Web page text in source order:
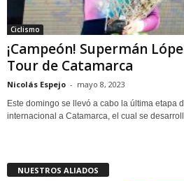
Ciclismo
¡Campeón! Supermán
Tour de Catamarca
Nicolás Espejo - mayo 8, 2023
Este domingo se llevó a cabo la última etapa
internacional a Catamarca, el cual se
NUESTROS ALIADOS